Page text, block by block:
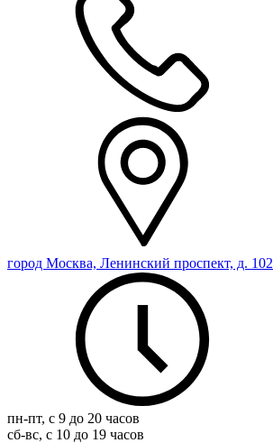
город Москва, Ленинский проспект, д. 102
пн-пт, с 9 до 20 часов
сб-вс, с 10 до 19 часов